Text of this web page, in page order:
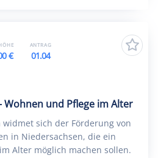
Wohnen und Pflege im Alter
widmet sich der Förderung von
in Niedersachsen, die ein
Alter möglich machen sollen.
€
ANTRAG
01.04